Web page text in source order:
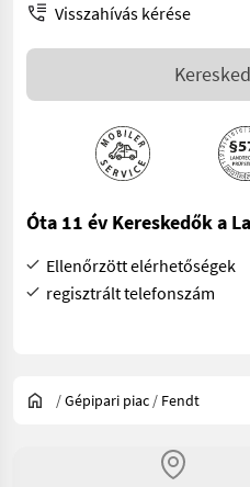
Visszahívás kérése
Óta 11 év Kereskedők a
Ellenőrzött elérhetőségek
regisztrált telefonszám
/Gépipari piac / Fendt